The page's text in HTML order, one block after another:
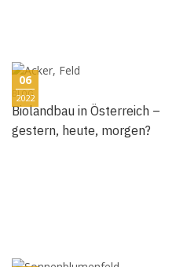
06
2022
BLOG
Biolandbau in Österreich –
gestern, heute, morgen?